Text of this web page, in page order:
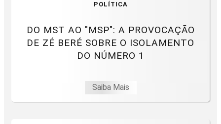
POLÍTICA
DO MST AO "MSP": A PROVOCAÇÃO
DE ZÉ BERÉ SOBRE O ISOLAMENTO
DO NÚMERO 1
Saiba Mais